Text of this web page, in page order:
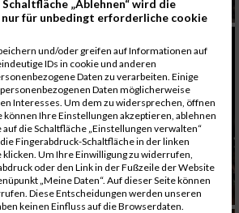
„Ablehnen“ wird die
für unbedingt erforderliche cookie
und/oder greifen auf Informationen auf
IDs in cookie und anderen
Daten zu verarbeiten. Einige
Daten möglicherweise
Interesses. Um dem zu widersprechen, öffnen
können Ihre Einstellungen akzeptieren, ablehnen
die Schaltfläche „Einstellungen verwalten“
Fingerabdruck-Schaltfläche in der linken
Um Ihre Einwilligung zu widerrufen,
oder den Link in der Fußzeile der Website
„Meine Daten“. Auf dieser Seite können
Diese Entscheidungen werden unseren
keinen Einfluss auf die Browserdaten.